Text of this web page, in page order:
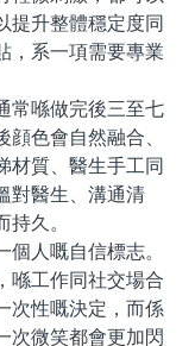
提升整體穩定度同
，系一項需要專業
喺做完後三至七
色會自然融合、
材質、醫生手工同
對醫生、溝通清
久。
人嘅自信標志。
喺工作同社交場合
次性嘅決定，而係
次微笑都會更加閃